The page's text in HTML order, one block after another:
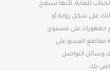
للغاية، لأنها تسمح
على شكل رواية أو
جمهورك على مستوى
الفيديو على
وسائل التواصل
بك.